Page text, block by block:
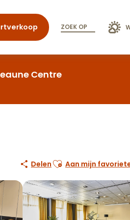
ZOEK OP
Centre
Delen Ajouter aux favoris
Aan mijn